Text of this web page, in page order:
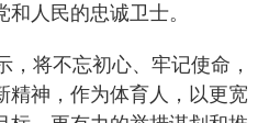
人民的忠诚卫士。
将不忘初心、牢记使命，
精神，作为体育人，以更宽